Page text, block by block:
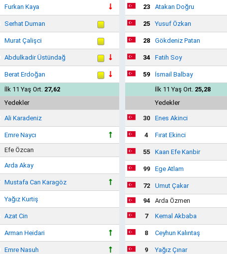
Furkan Kaya
Serhat Duman
Murat Çalişci
Abdulkadir Üstündağ
Berat Erdoğan
İlk 11 Yaş Ort. 27,62
Yedekler
Ali Karadeniz
Emre Naycı
Efe Özcan
Arda Akay
Mustafa Can Karagöz
Yağız Kurtiş
Azat Cin
Arman Heidari
Emre Nasuh
23 Atakan Doğru
25 Yusuf Özkan
28 Gökdeniz Patan
34 Fatih Soy
59
İsmail Balbay
İlk 11 Yaş Ort. 25,28
Yedekler
30 Enes Akinci
4 Fırat Ekinci
55 Kaan Efe Kanbir
99 Ege Atlam
72
Umut Çakar
94
Arda Özmen
7 Kemal Akbaba
8 Ceyhun Kalıntaş
9 Yağız Çınar